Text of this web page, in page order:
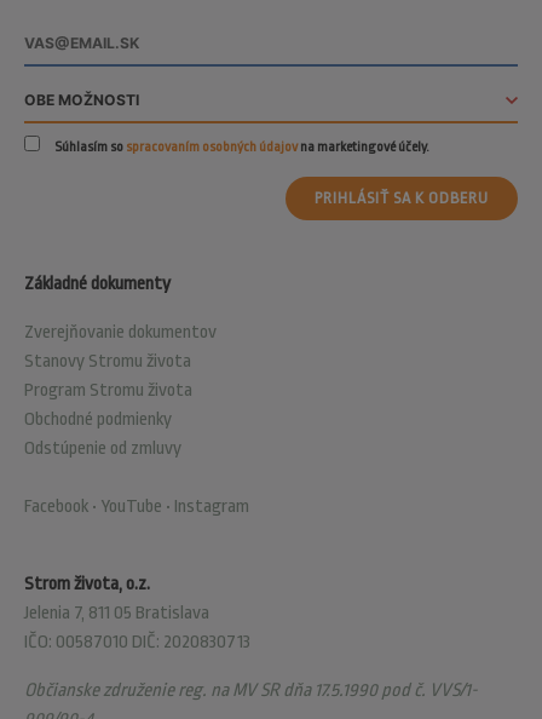
Strom života, o.z.
Jelenia 7, 811 05 Bratislava
IČO: 00587010 DIČ: 2020830713
Občianske združenie reg. na MV SR dňa 17.5.1990 pod č. VVS/1-
Základné dokumenty
Zverejňovanie dokumentov
Stanovy Stromu života
Program Stromu života
Obchodné podmienky
Odstúpenie od zmluvy
Facebook • YouTube • Instagram
Súhlasím so spracovaním osobných údajovna marketingové účely.
PRIHLÁSIŤ SA K ODBERU